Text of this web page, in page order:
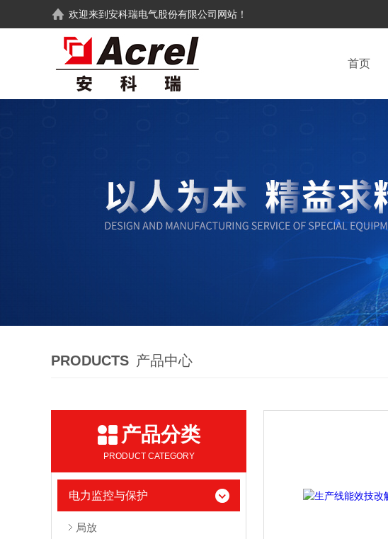
欢迎来到安科瑞电气股份有限公司 网站！
首页
PRODUCTS 产品中心
产品分类
PRODUCT CATEGORY
电力监控与保护
局放